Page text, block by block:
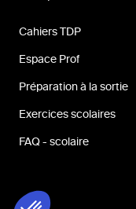
Cahiers TDP
Espace Prof
Préparation à la sortie
Exercices scolaires
FAQ - scolaire